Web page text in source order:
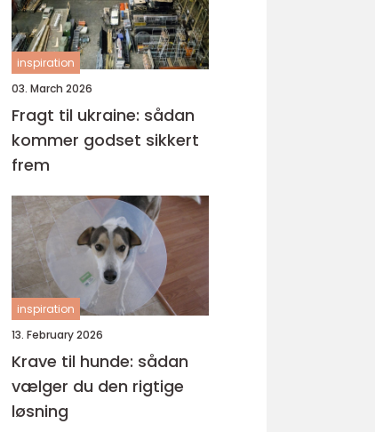
inspiration
03. March 2026
Fragt til ukraine: sådan
kommer godset sikkert
frem
inspiration
13. February 2026
Krave til hunde: sådan
vælger du den rigtige
løsning